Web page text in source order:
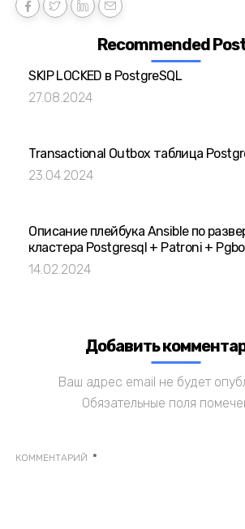
Recommended
SKIP LOCKED в PostgreSQL
27.08.2024
Transactional Outbox таблица
23.04.2024
Описание плейбука Ansible по
кластера Postgresql + Patroni +
14.02.2024
Добавить
Ваш адрес email не будет
Обязательные поля
КОММЕНТАРИЙ *